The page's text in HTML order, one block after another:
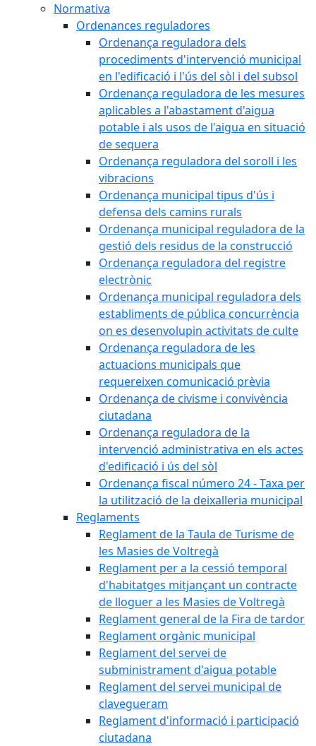
Normativa
Ordenances reguladores
Ordenança reguladora dels
procediments d'intervenció municipal
en l'edificació i l'ús del sòl i del subsol
Ordenança reguladora de les mesures
aplicables a l'abastament d'aigua
potable i als usos de l'aigua en situació
de sequera
Ordenança reguladora del soroll i les
vibracions
Ordenança municipal tipus d'ús i
defensa dels camins rurals
Ordenança municipal reguladora de la
gestió dels residus de la construcció
Ordenança reguladora del registre
electrònic
Ordenança municipal reguladora dels
establiments de pública concurrència
on es desenvolupin activitats de culte
Ordenança reguladora de les
actuacions municipals que
requereixen comunicació prèvia
Ordenança de civisme i convivència
ciutadana
Ordenança reguladora de la
intervenció administrativa en els actes
d'edificació i ús del sòl
Ordenança fiscal número 24 - Taxa per
la utilització de la deixalleria municipal
Reglaments
Reglament de la Taula de Turisme de
les Masies de Voltregà
Reglament per a la cessió temporal
d'habitatges mitjançant un contracte
de lloguer a les Masies de Voltregà
Reglament general de la Fira de tardor
Reglament orgànic municipal
Reglament del servei de
subministrament d'aigua potable
Reglament del servei municipal de
clavegueram
Reglament d'informació i participació
ciutadana